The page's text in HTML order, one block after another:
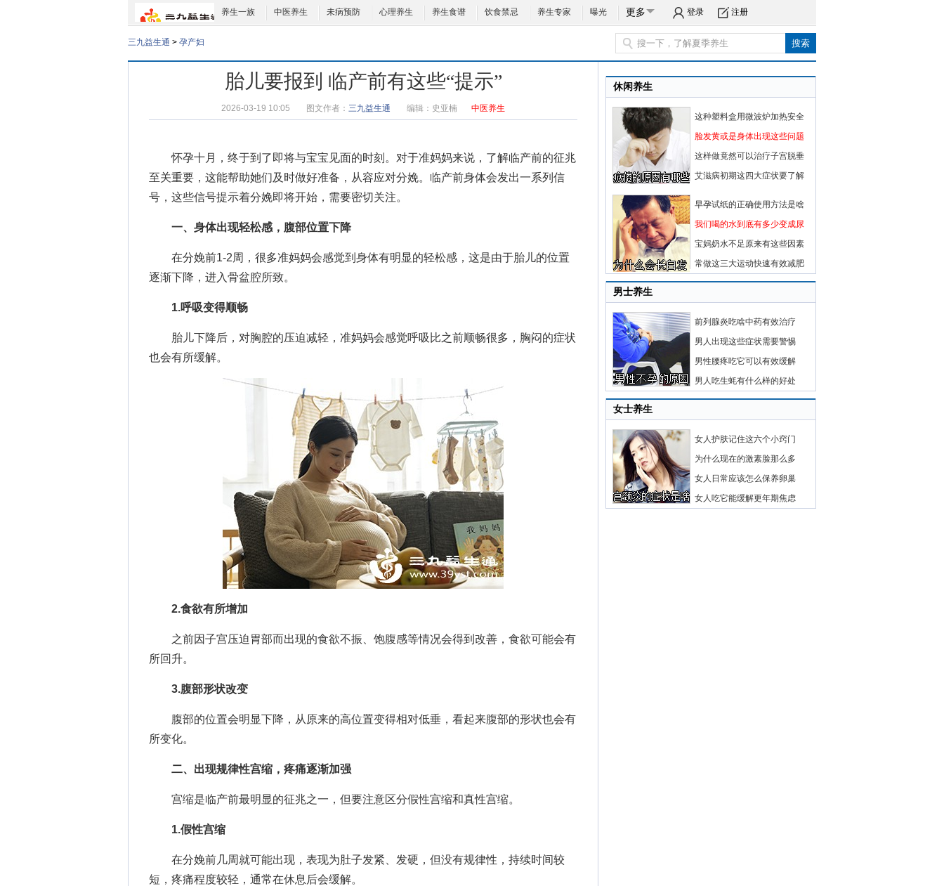
养生一族 中医养生 未病预防 心理养生 养生食谱 饮食禁忌 养生专家 曝光 更多 登录 注册
三九益生通 > 孕产妇
胎儿要报到 临产前有这些“提示”
2026-03-19 10:05 图文作者： 三九益生通 编辑： 史亚楠 中医养生
怀孕十月，终于到了即将与宝宝见面的时刻。对于准妈妈来说，了解临产前的征兆
至关重要，这能帮助她们及时做好准备，从容应对分娩。临产前身体会发出一系列信
号，这些信号提示着分娩即将开始，需要密切关注。
一、身体出现轻松感，腹部位置下降
在分娩前1-2周，很多准妈妈会感觉到身体有明显的轻松感，这是由于胎儿的位置
逐渐下降，进入骨盆腔所致。
1.呼吸变得顺畅
胎儿下降后，对胸腔的压迫减轻，准妈妈会感觉呼吸比之前顺畅很多，胸闷的症状
也会有所缓解。
2.食欲有所增加
之前因子宫压迫胃部而出现的食欲不振、饱腹感等情况会得到改善，食欲可能会有
所回升。
3.腹部形状改变
腹部的位置会明显下降，从原来的高位置变得相对低垂，看起来腹部的形状也会有
所变化。
二、出现规律性宫缩，疼痛逐渐加强
宫缩是临产前最明显的征兆之一，但要注意区分假性宫缩和真性宫缩。
1.假性宫缩
在分娩前几周就可能出现，表现为肚子发紧、发硬，但没有规律性，持续时间较
短，疼痛程度较轻，通常在休息后会缓解。
休闲养生
这种塑料盒用微波炉加热安全
脸发黄或是身体出现这些问题
这样做竟然可以治疗子宫脱垂
艾滋病初期这四大症状要了解
早孕试纸的正确使用方法是啥
我们喝的水到底有多少变成尿
宝妈奶水不足原来有这些因素
常做这三大运动快速有效减肥
男士养生
前列腺炎吃啥中药有效治疗
男人出现这些症状需要警惕
男性腰疼吃它可以有效缓解
男人吃生蚝有什么样的好处
女士养生
女人护肤记住这六个小窍门
为什么现在的激素脸那么多
女人日常应该怎么保养卵巢
女人吃它能缓解更年期焦虑